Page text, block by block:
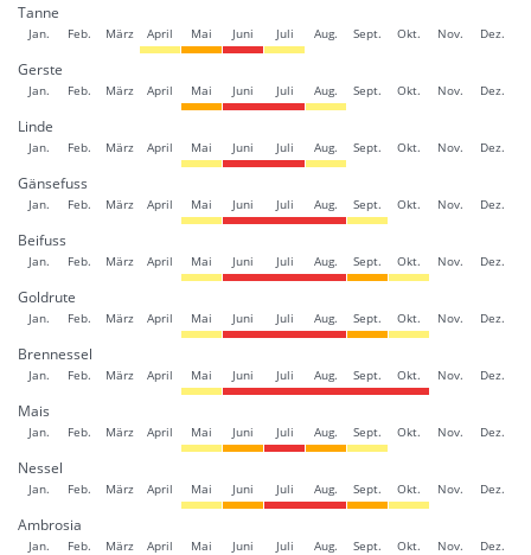
Tanne
Jan. Feb. März April Mai Juni Juli Aug. Sept. Okt. Nov. Dez.
Gerste
Jan. Feb. März April Mai Juni Juli Aug. Sept. Okt. Nov. Dez.
Linde
Jan. Feb. März April Mai Juni Juli Aug. Sept. Okt. Nov. Dez.
Gänsefuss
Jan. Feb. März April Mai Juni Juli Aug. Sept. Okt. Nov. Dez.
Beifuss
Jan. Feb. März April Mai Juni Juli Aug. Sept. Okt. Nov. Dez.
Goldrute
Jan. Feb. März April Mai Juni Juli Aug. Sept. Okt. Nov. Dez.
Brennessel
Jan. Feb. März April Mai Juni Juli Aug. Sept. Okt. Nov. Dez.
Mais
Jan. Feb. März April Mai Juni Juli Aug. Sept. Okt. Nov. Dez.
Nessel
Jan. Feb. März April Mai Juni Juli Aug. Sept. Okt. Nov. Dez.
Ambrosia
Jan. Feb. März April Mai Juni Juli Aug. Sept. Okt. Nov. Dez.